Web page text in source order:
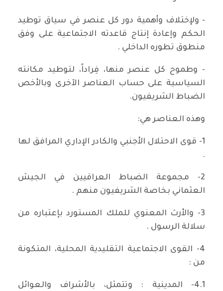
- ولإختلاف وأهمية دور كل عنصر في سياق توطيد
الحكم وإعادة إنتاج قاعدته الاجتماعية على وفق
منطوق تطوره الداخلي .
- وطموح كل عنصر منها، فِراداً، لتوطيد مكانته
السياسية على حساب العناصر الآخرى وبالأخص
الضباط الشريفيون.
وهذه العناصر هي:
1- قوى الاحتلال الأجنبي والكادر الإداري المرافق لها
.
2- مجموعة الضباط العراقيين في الجيش
العثماني بخاصة الشريفيون منهم .
3- والأرث المعنوي للملك المستورد بإعتباره من
سلالة الرسول .
4- القوى الاجتماعية التقليدية المحلية، المتكونة
من :
4.1- المدينية : وتتمثل، بالأشراف والعوائل